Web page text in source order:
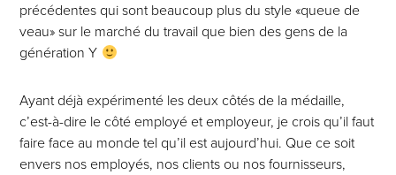
précédentes qui sont beaucoup plus du style «queue de
veau» sur le marché du travail que bien des gens de la
génération Y
Ayant déjà expérimenté les deux côtés de la médaille,
c’est-à-dire le côté employé et employeur, je crois qu’il faut
faire face au monde tel qu’il est aujourd’hui. Que ce soit
envers nos employés, nos clients ou nos fournisseurs,